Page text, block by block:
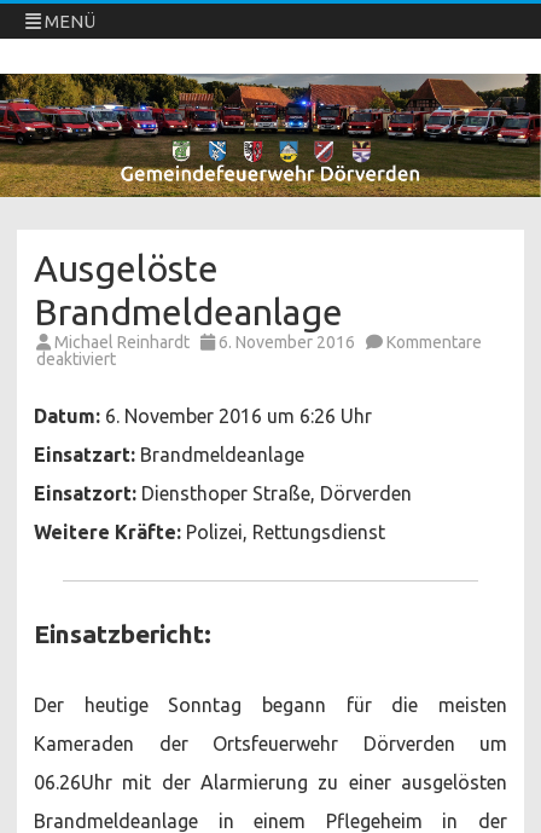
MENÜ
Freiwillige Feuerwehren Dörverden
Direkt
zum
Inhalt
springen
Ausgelöste
Brandmeldeanlage
Michael Reinhardt 6. November 2016
Kommentare
deaktiviertfür
Datum: 6. November 2016 um 6:26 Uhr
Einsatzart: Brandmeldeanlage
Einsatzort: Diensthoper Straße, Dörverden
Weitere Kräfte: Polizei, Rettungsdienst
Einsatzbericht:
Der heutige Sonntag begann für die meisten
Kameraden der Ortsfeuerwehr Dörverden um
06.26Uhr mit der Alarmierung zu einer ausgelösten
Brandmeldeanlage in einem Pflegeheim in der